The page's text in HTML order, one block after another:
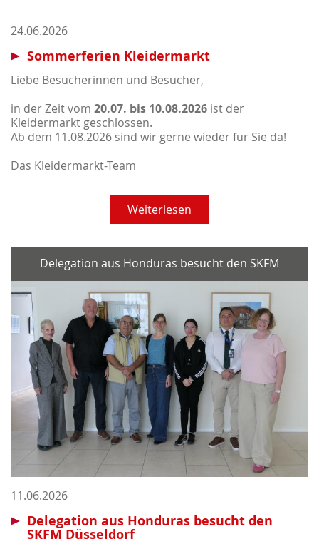
24.06.2026
Sommerferien Kleidermarkt
Liebe Besucherinnen und Besucher,
in der Zeit vom 20.07. bis 10.08.2026 ist der
Kleidermarkt geschlossen.
Ab dem 11.08.2026 sind wir gerne wieder für Sie da!
Das Kleidermarkt-Team
Weiterlesen
Delegation aus Honduras besucht den SKFM
11.06.2026
Delegation aus Honduras besucht den
SKFM Düsseldorf